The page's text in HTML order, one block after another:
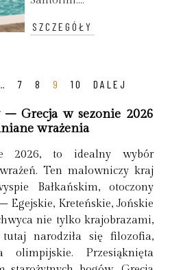
SZCZEGÓŁY
7 8 9 10 DALEJ
– Grecja w sezonie 2026
wrażenia
2026, to idealny wybór
Ten malowniczy kraj
Bałkańskim, otoczony
Egejskie, Kreteńskie, Jońskie
nie tylko krajobrazami,
narodziła się filozofia,
Przesiąknięta